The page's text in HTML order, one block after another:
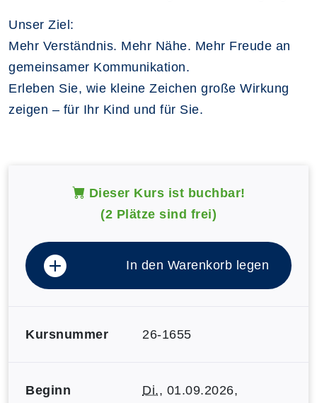
Unser Ziel:
Mehr Verständnis. Mehr Nähe. Mehr Freude an
gemeinsamer Kommunikation.
Erleben Sie, wie kleine Zeichen große Wirkung
zeigen – für Ihr Kind und für Sie.
Dieser Kurs ist buchbar!
(2 Plätze sind frei)
In den Warenkorb legen
Kursnummer 26-1655
Beginn Di., 01.09.2026,